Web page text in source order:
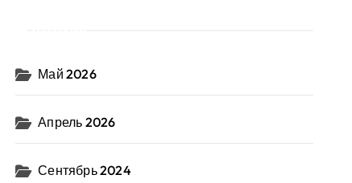
Май 2026
Апрель 2026
Сентябрь 2024